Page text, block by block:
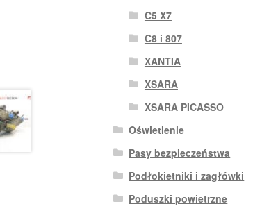
C5 X7
C8 i 807
XANTIA
XSARA
XSARA PICASSO
Oświetlenie
Pasy bezpieczeństwa
Podłokietniki i zagłówki
Poduszki powietrzne